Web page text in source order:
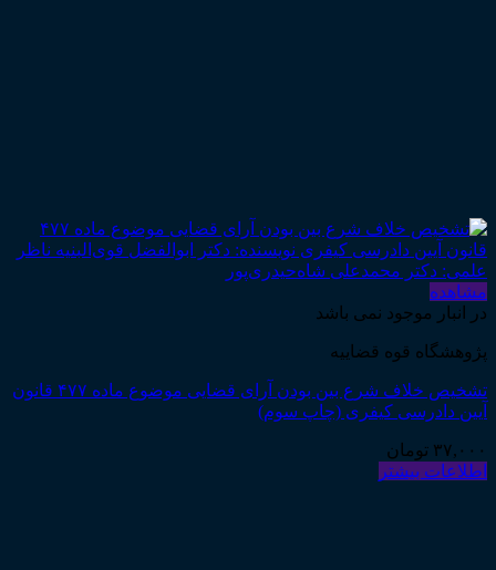
مشاهده
در انبار موجود نمی باشد
پژوهشگاه قوه قضاییه
تشخیص خلاف شرع بین بودن آرای قضایی موضوع ماده ۴۷۷ قانون
آیین دادرسی کیفری (چاپ سوم)
۳۷,۰۰۰ تومان
اطلاعات بیشتر